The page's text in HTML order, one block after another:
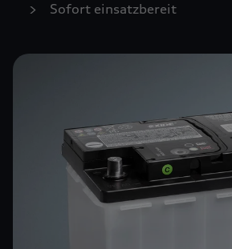
Sofort einsatzbereit